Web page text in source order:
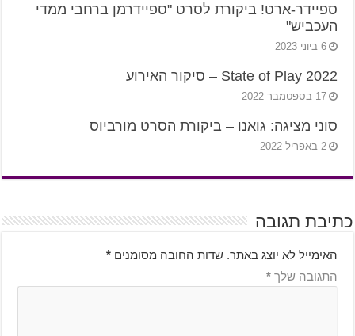
ספיידר-ארט! ביקורת לסרט "ספיידרמן ברחבי ממדי
העכביש"
6 ביוני 2023
State of Play 2022 – סיקור האירוע
17 בספטמבר 2022
סוני מציגה: גואנו – ביקורת הסרט מורביוס
2 באפריל 2022
כתיבת תגובה
האימייל לא יוצג באתר. שדות החובה מסומנים *
התגובה שלך *